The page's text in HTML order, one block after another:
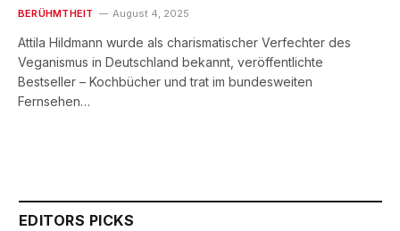
BERÜHMTHEIT August 4, 2025
Attila Hildmann wurde als charismatischer Verfechter des
Veganismus in Deutschland bekannt, veröffentlichte
Bestseller – Kochbücher und trat im bundesweiten
Fernsehen…
EDITORS PICKS